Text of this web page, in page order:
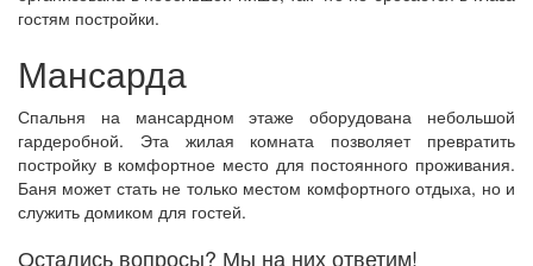
гостям постройки.
Мансарда
Спальня на мансардном этаже оборудована небольшой
гардеробной. Эта жилая комната позволяет превратить
постройку в комфортное место для постоянного проживания.
Баня может стать не только местом комфортного отдыха, но и
служить домиком для гостей.
Остались вопросы? Мы на них ответим!